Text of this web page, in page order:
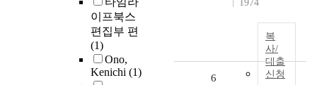
이프북스
편집부 편
(1)
Ono,
Kenichi (1)
1974
복
사/
대출
신청
6